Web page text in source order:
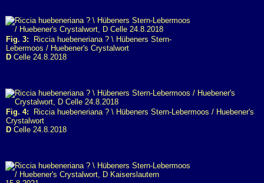
Fig. 3: Riccia huebeneriana ? \ Hübeners Stern-
Lebermoos / Huebener's Crystalwort
D Celle 24.8.2018
Fig. 4: Riccia huebeneriana ? \ Hübeners Stern-Lebermoos / Huebener's
Crystalwort
D Celle 24.8.2018